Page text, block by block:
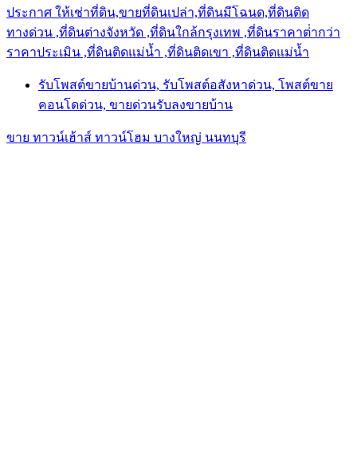
ประกาศ ให้เช่าที่ดิน,ขายที่ดินเปล่า,ที่ดินมีโฉนด,ที่ดินติด
ทางด่วน ,ที่ดินต่างจังหวัด ,ที่ดินใกล้กรุงเทพ ,ที่ดินราคาต่ํากว่า
ราคาประเมิน ,ที่ดินติดแม่น้ำ ,ที่ดินติดเขา ,ที่ดินติดแม่น้ำ
รับโพสต์ขายบ้านด่วน, รับโพสต์อสังหาด่วน, โพสต์ขาย
คอนโดด่วน, ขายด่วนรับลงขายบ้าน
ขาย ทาวน์เฮ้าส์ ทาวน์โฮม บางใหญ่ นนทบุรี